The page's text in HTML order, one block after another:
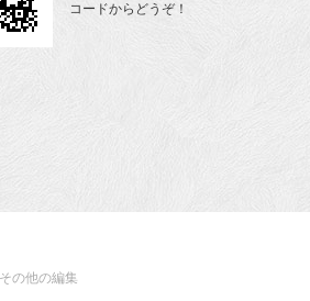
コードからどうぞ！
その他の編集